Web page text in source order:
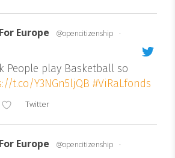
Europe @opencitizenship
·
People play Basketball so
t.co/Y3NGn5ljQB #ViRaLfonds
Twitter
Europe @opencitizenship
·